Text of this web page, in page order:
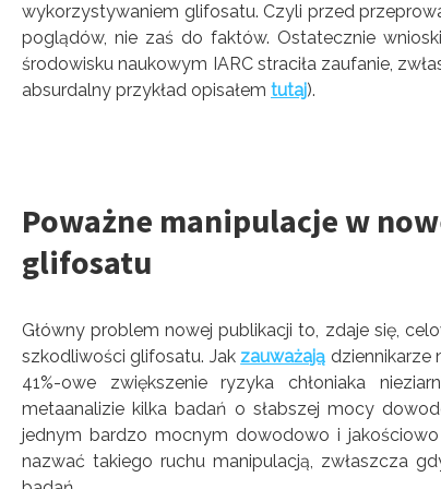
wykorzystywaniem glifosatu. Czyli przed
poglądów, nie zaś do faktów. Ostatecznie
środowisku naukowym IARC straciła zaufanie,
absurdalny przykład opisałem tutaj).
Poważne manipulacje w
glifosatu
Główny problem nowej publikacji to, zdaje się,
szkodliwości glifosatu. Jak zauważają dziennikarze
41%-owe zwiększenie ryzyka chłoniaka
metaanalizie kilka badań o słabszej mocy
jednym bardzo mocnym dowodowo i
nazwać takiego ruchu manipulacją, zwłaszcza